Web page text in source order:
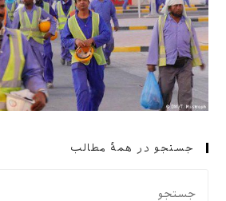
جستجو در همهٔ مطالب